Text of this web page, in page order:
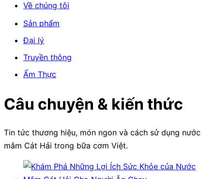
Về chúng tôi
Sản phẩm
Đại lý
Truyền thông
Ẩm Thực
Câu chuyện & kiến thức
Tin tức thương hiệu, món ngon và cách sử dụng nước
mắm Cát Hải trong bữa cơm Việt.